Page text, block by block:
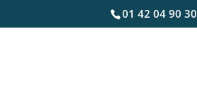
01 42 04 90 30